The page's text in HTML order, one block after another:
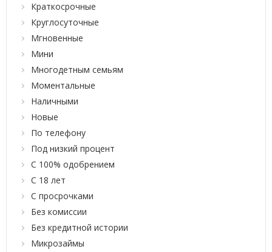
Краткосрочные
Круглосуточные
Мгновенные
Мини
Многодетным семьям
Моментальные
Наличными
Новые
По телефону
Под низкий процент
С 100% одобрением
С 18 лет
С просрочками
Без комиссии
Без кредитной истории
Микрозаймы